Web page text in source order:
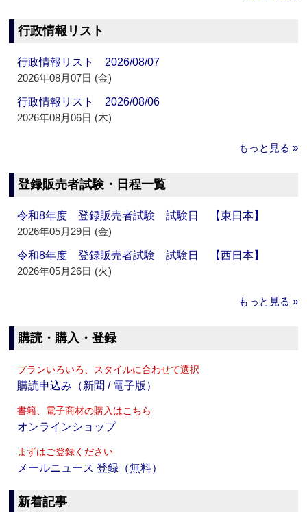
行政情報リスト
行政情報リスト 2026/08/07
2026年08月07日 (金)
行政情報リスト 2026/08/06
2026年08月06日 (木)
もっと見る »
登録販売者試験・日程一覧
令和8年度 登録販売者試験 試験日 【東日本】
2026年05月29日 (金)
令和8年度 登録販売者試験 試験日 【西日本】
2026年05月26日 (火)
もっと見る »
購読・購入・登録
プランいろいろ、スタイルに合わせて選択
購読申込み（新聞 / 電子版）
書籍、電子商材の購入はこちら
オンラインショップ
まずはご登録ください
メールニュース 登録（無料）
新着記事